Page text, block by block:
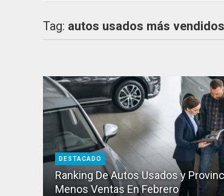
Tag: autos usados más vendidos
DESTACADO
Ranking De Autos Usados y
Menos Ventas En Febrero